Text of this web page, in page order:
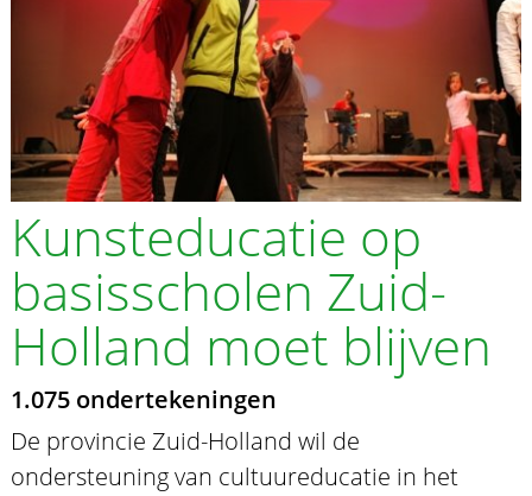
Kunsteducatie op
basisscholen Zuid-
Holland moet blijven
1.075 ondertekeningen
De provincie Zuid-Holland wil de
ondersteuning van cultuureducatie in het